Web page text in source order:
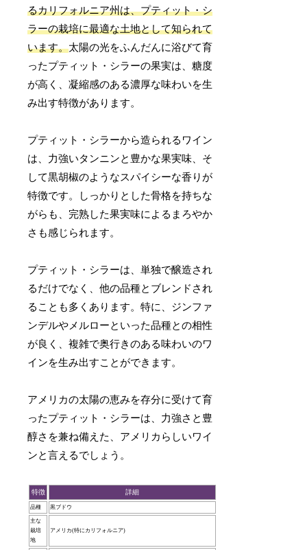
るカリフォルニア州は、プティット・シ
ラーの栽培に最適な土地として知られて
います。太陽の光をふんだんに浴びて育
ったプティット・シラーの果実は、糖度
が高く、凝縮感のある濃厚な味わいを生
み出す特徴があります。
プティット・シラーから造られるワイン
は、力強いタンニンと豊かな果実味、そ
して黒胡椒のようなスパイシーな香りが
特徴です。しっかりとした骨格を持ちな
がらも、完熟した果実味によるまろやか
さも感じられます。
プティット・シラーは、単独で醸造され
るだけでなく、他の品種とブレンドされ
ることも多くあります。特に、ジンファ
ンデルやメルローといった品種との相性
が良く、複雑で奥行きのある味わいのワ
インを生み出すことができます。
アメリカの太陽の恵みを存分に受けて育
ったプティット・シラーは、力強さと豊
醇さを兼ね備えた、アメリカらしいワイ
ンと言えるでしょう。
特徴 詳細
品種 黒ブドウ
主な
栽培
地
アメリカ(特にカリフォルニア)